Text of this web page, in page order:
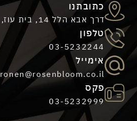
כאן לשירותכם
קשר
כתובתנו
דרך אבא הלל 14, בית עוז, רמת גן
טלפון
03-5232244
אימייל
ronen@rosenbloom.co.il
פקס
03-5232999